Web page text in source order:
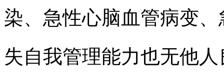
染、急性心脑血管病变
失自我管理能力也无他